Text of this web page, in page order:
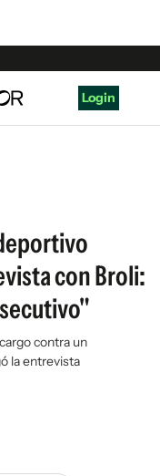
Login
con Broli:
contra un
la entrevista